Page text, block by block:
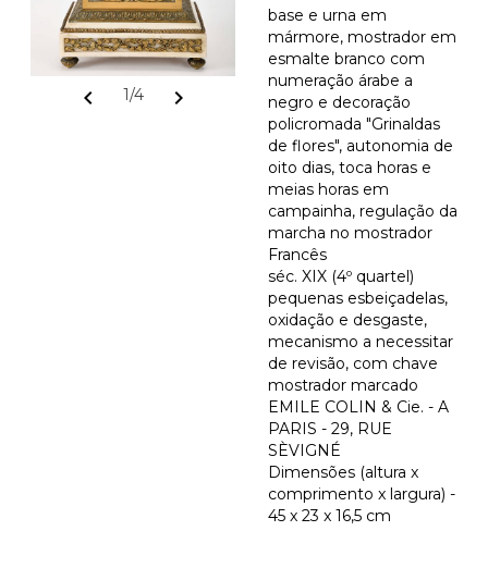
chevron_left 1/4 chevron_right
base e urna em
mármore, mostrador em
esmalte branco com
numeração árabe a
negro e decoração
policromada "Grinaldas
de flores", autonomia de
oito dias, toca horas e
meias horas em
campainha, regulação da
marcha no mostrador
Francês
séc. XIX (4º quartel)
pequenas esbeiçadelas,
oxidação e desgaste,
mecanismo a necessitar
de revisão, com chave
mostrador marcado
EMILE COLIN & Cie. - A
PARIS - 29, RUE
SÈVIGNÉ
Dimensões (altura x
comprimento x largura) -
45 x 23 x 16,5 cm